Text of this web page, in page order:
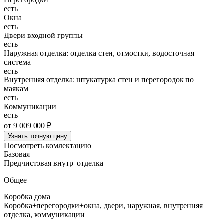
есть
Окна
есть
Двери входной группы
есть
Наружная отделка: отделка стен, отмостки, водосточная
система
есть
Внутренняя отделка: штукатурка стен и перегородок по
маякам
есть
Коммуникации
есть
от 9 009 000 ₽
Узнать точную цену
Посмотреть комлектацию
Базовая
Предчистовая внутр. отделка
Общее
Коробка дома
Коробка+перегородки+окна, двери, наружная, внутренняя
отделка, коммуникации